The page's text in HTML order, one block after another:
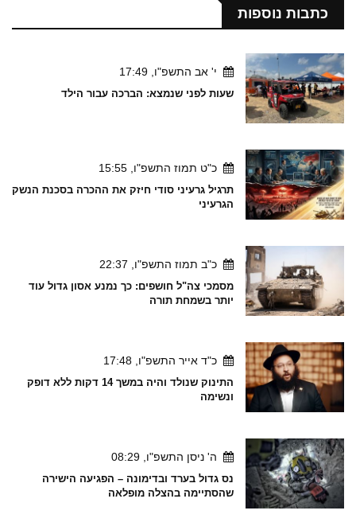
כתבות נוספות
י' אב התשפ"ו, 17:49
שעות לפני שנמצא: הברכה עבור הילד
כ"ט תמוז התשפ"ו, 15:55
תרגיל גרעיני סודי חיזק את ההכרה בסכנת הנשק
הגרעיני
כ"ב תמוז התשפ"ו, 22:37
מסמכי צה"ל חושפים: כך נמנע אסון גדול עוד
יותר בשמחת תורה
כ"ד אייר התשפ"ו, 17:48
התינוק שנולד והיה במשך 14 דקות ללא דופק
ונשימה
ה' ניסן התשפ"ו, 08:29
נס גדול בערד ובדימונה – הפגיעה הישירה
שהסתיימה בהצלה מופלאה